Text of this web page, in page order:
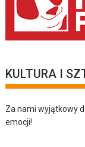
KULTURA I
Za nami wyjątkowy
emocji!